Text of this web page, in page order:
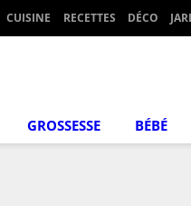
CUISINE RECETTES DÉCO
GROSSESSE BÉBÉ